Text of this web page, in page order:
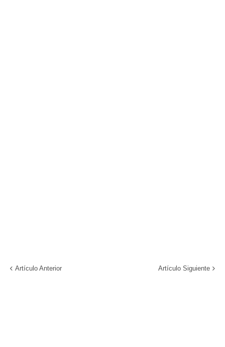
Artículo Anterior Artículo Siguiente